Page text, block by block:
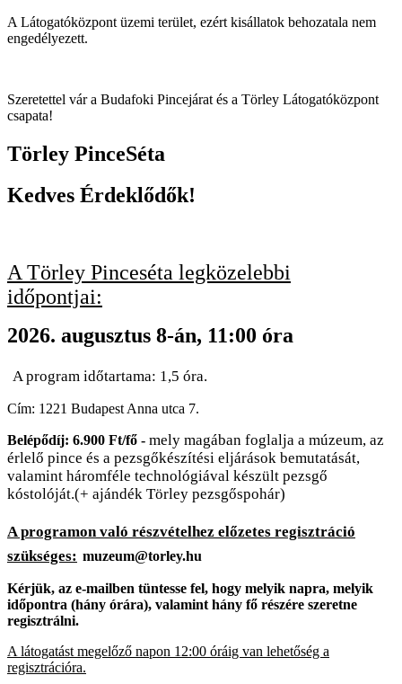
A Látogatóközpont üzemi terület, ezért kisállatok behozatala nem
engedélyezett.
Szeretettel vár a Budafoki Pincejárat és a Törley Látogatóközpont
csapata!
Törley PinceSéta
Kedves Érdeklődők!
ATörley Pinceséta legközelebbi
időpontjai:
2026. augusztus 8-án, 11:00 óra
A program időtartama: 1,5 óra.
Cím: 1221 Budapest Anna utca 7.
Belépődíj: 6.900 Ft/fő - mely magában foglalja a múzeum, az
érlelő pince és a pezsgőkészítési eljárások bemutatását,
valamint háromféle technológiával készült pezsgő
kóstolóját.(+ ajándék Törley pezsgőspohár)
A programon való részvételhez előzetes regisztráció
szükséges: muzeum@torley.hu
Kérjük, az e-mailben tüntesse fel, hogy melyik napra, melyik
időpontra (hány órára), valamint hány fő részére szeretne
regisztrálni.
A látogatást megelőző napon 12:00 óráig van lehetőség a
regisztrációra.